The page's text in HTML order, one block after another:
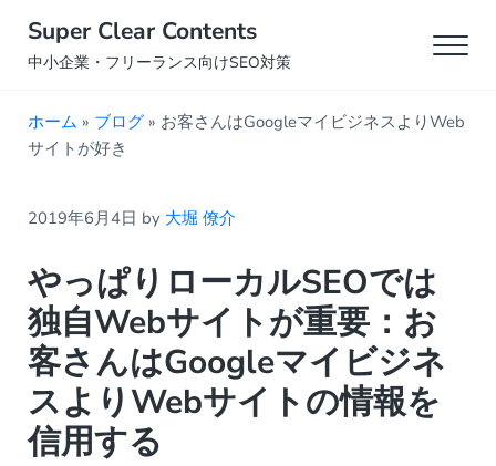
Super Clear Contents
中小企業・フリーランス向けSEO対策
ホーム » ブログ» お客さんはGoogleマイビジネスよりWeb
サイトが好き
2019年6月4日 by 大堀 僚介
やっぱりローカルSEOでは
独自Webサイトが重要：お
客さんはGoogleマイビジネ
スよりWebサイトの情報を
信用する